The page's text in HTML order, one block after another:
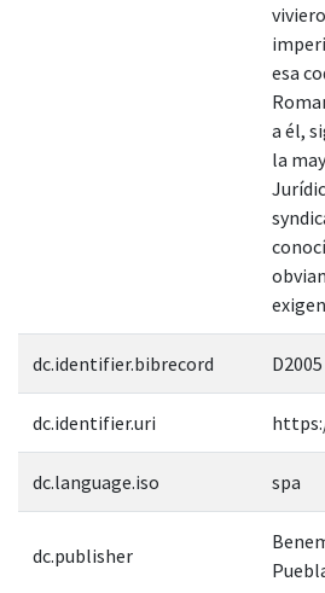
esa
a él,
la
dc.identifier.bibrecord
dc.identifier.uri
dc.language.iso spa
dc.publisher